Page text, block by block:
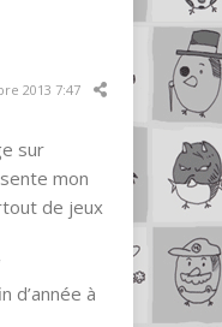
2013 7:47
sur
mon
de jeux
d’année à